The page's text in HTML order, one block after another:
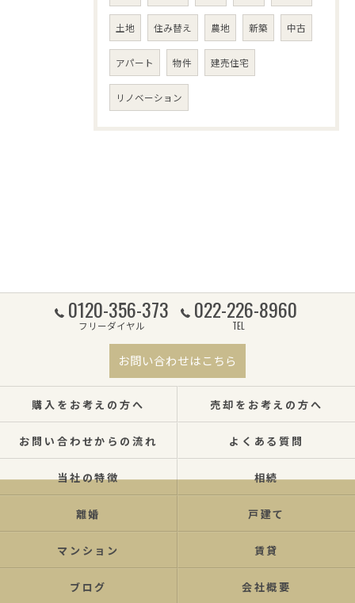
土地 住み替え 農地 新築 中古
アパート 物件 建売住宅
リノベーション
0120-356-373
フリーダイヤル
022-226-8960
TEL
お問い合わせはこちら
購入をお考えの方へ 売却をお考えの方へ
お問い合わせからの流れ よくある質問
当社の特徴 相続
離婚 戸建て
マンション 賃貸
ブログ 会社概要